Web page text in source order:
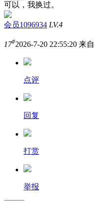
可以，我换过。
会员1096934 LV.4
17#2026-7-20 22:55:20 来自
点评
回复
打赏
举报